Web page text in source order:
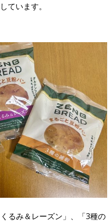
ています。
るみ＆レーズン」、「3種の